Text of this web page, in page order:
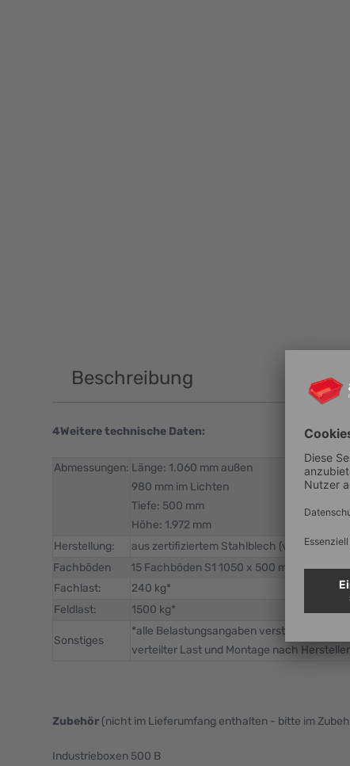
Beschreibung
4Weitere technische Daten:
Abmessungen: Länge: 1.060 mm außen
980 mm im Lichten
Tiefe: 500 mm
Höhe: 1.972 mm
Herstellung:
aus zertifiziertem Stahlblech (verzinkt)
Fachböden
15 Fachböden S1 1050 x 500 mm
Fachlast:
240 kg*
Feldlast:
1500 kg*
Sonstiges
*alle Belastungsangaben verstehen sich
verteilter Last und Montage nach
Zubehör (nicht im Lieferumfang enthalten - bitte im
Industrieboxen 500 B